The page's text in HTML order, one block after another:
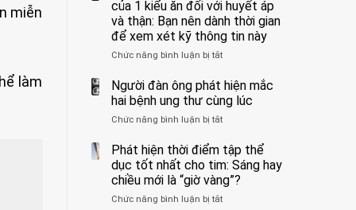
miễn
làm
báo
“ĐỪNG
GẮNG
SỨC!”
1
ra
cảnh
báo
3
kiểu
“hại
thân”
mà
biết
tưởng
rẻ
mà
tiềm
formaldehyde
kim
loại
ăn
nhiều
có
thể
hại
của 1 kiểu ăn đối với huyết áp
và thận: Bạn nên dành thời gian
để xem xét kỹ thông tin này
Chức năng bình luận bị tắtở
bác
cảnh
báo
tác
hại
của
1
kiểu
Người đàn ông phát hiện mắc
hai bệnh ung thư cùng lúc
Chức năng bình luận bị tắtở
đàn
ông
phát
hiện
mắc
Phát hiện thời điểm tập thể
dục tốt nhất cho tim: Sáng hay
chiều mới là “giờ vàng”?
Chức năng bình luận bị tắtở